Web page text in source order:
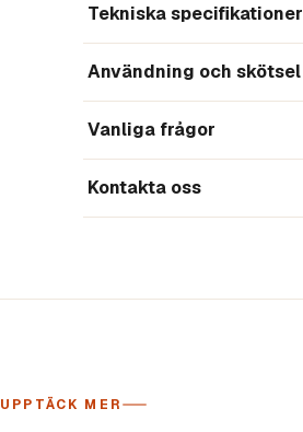
Tekniska specifikationer
Användning och skötsel
Vanliga frågor
Kontakta oss
UPPTÄCK MER